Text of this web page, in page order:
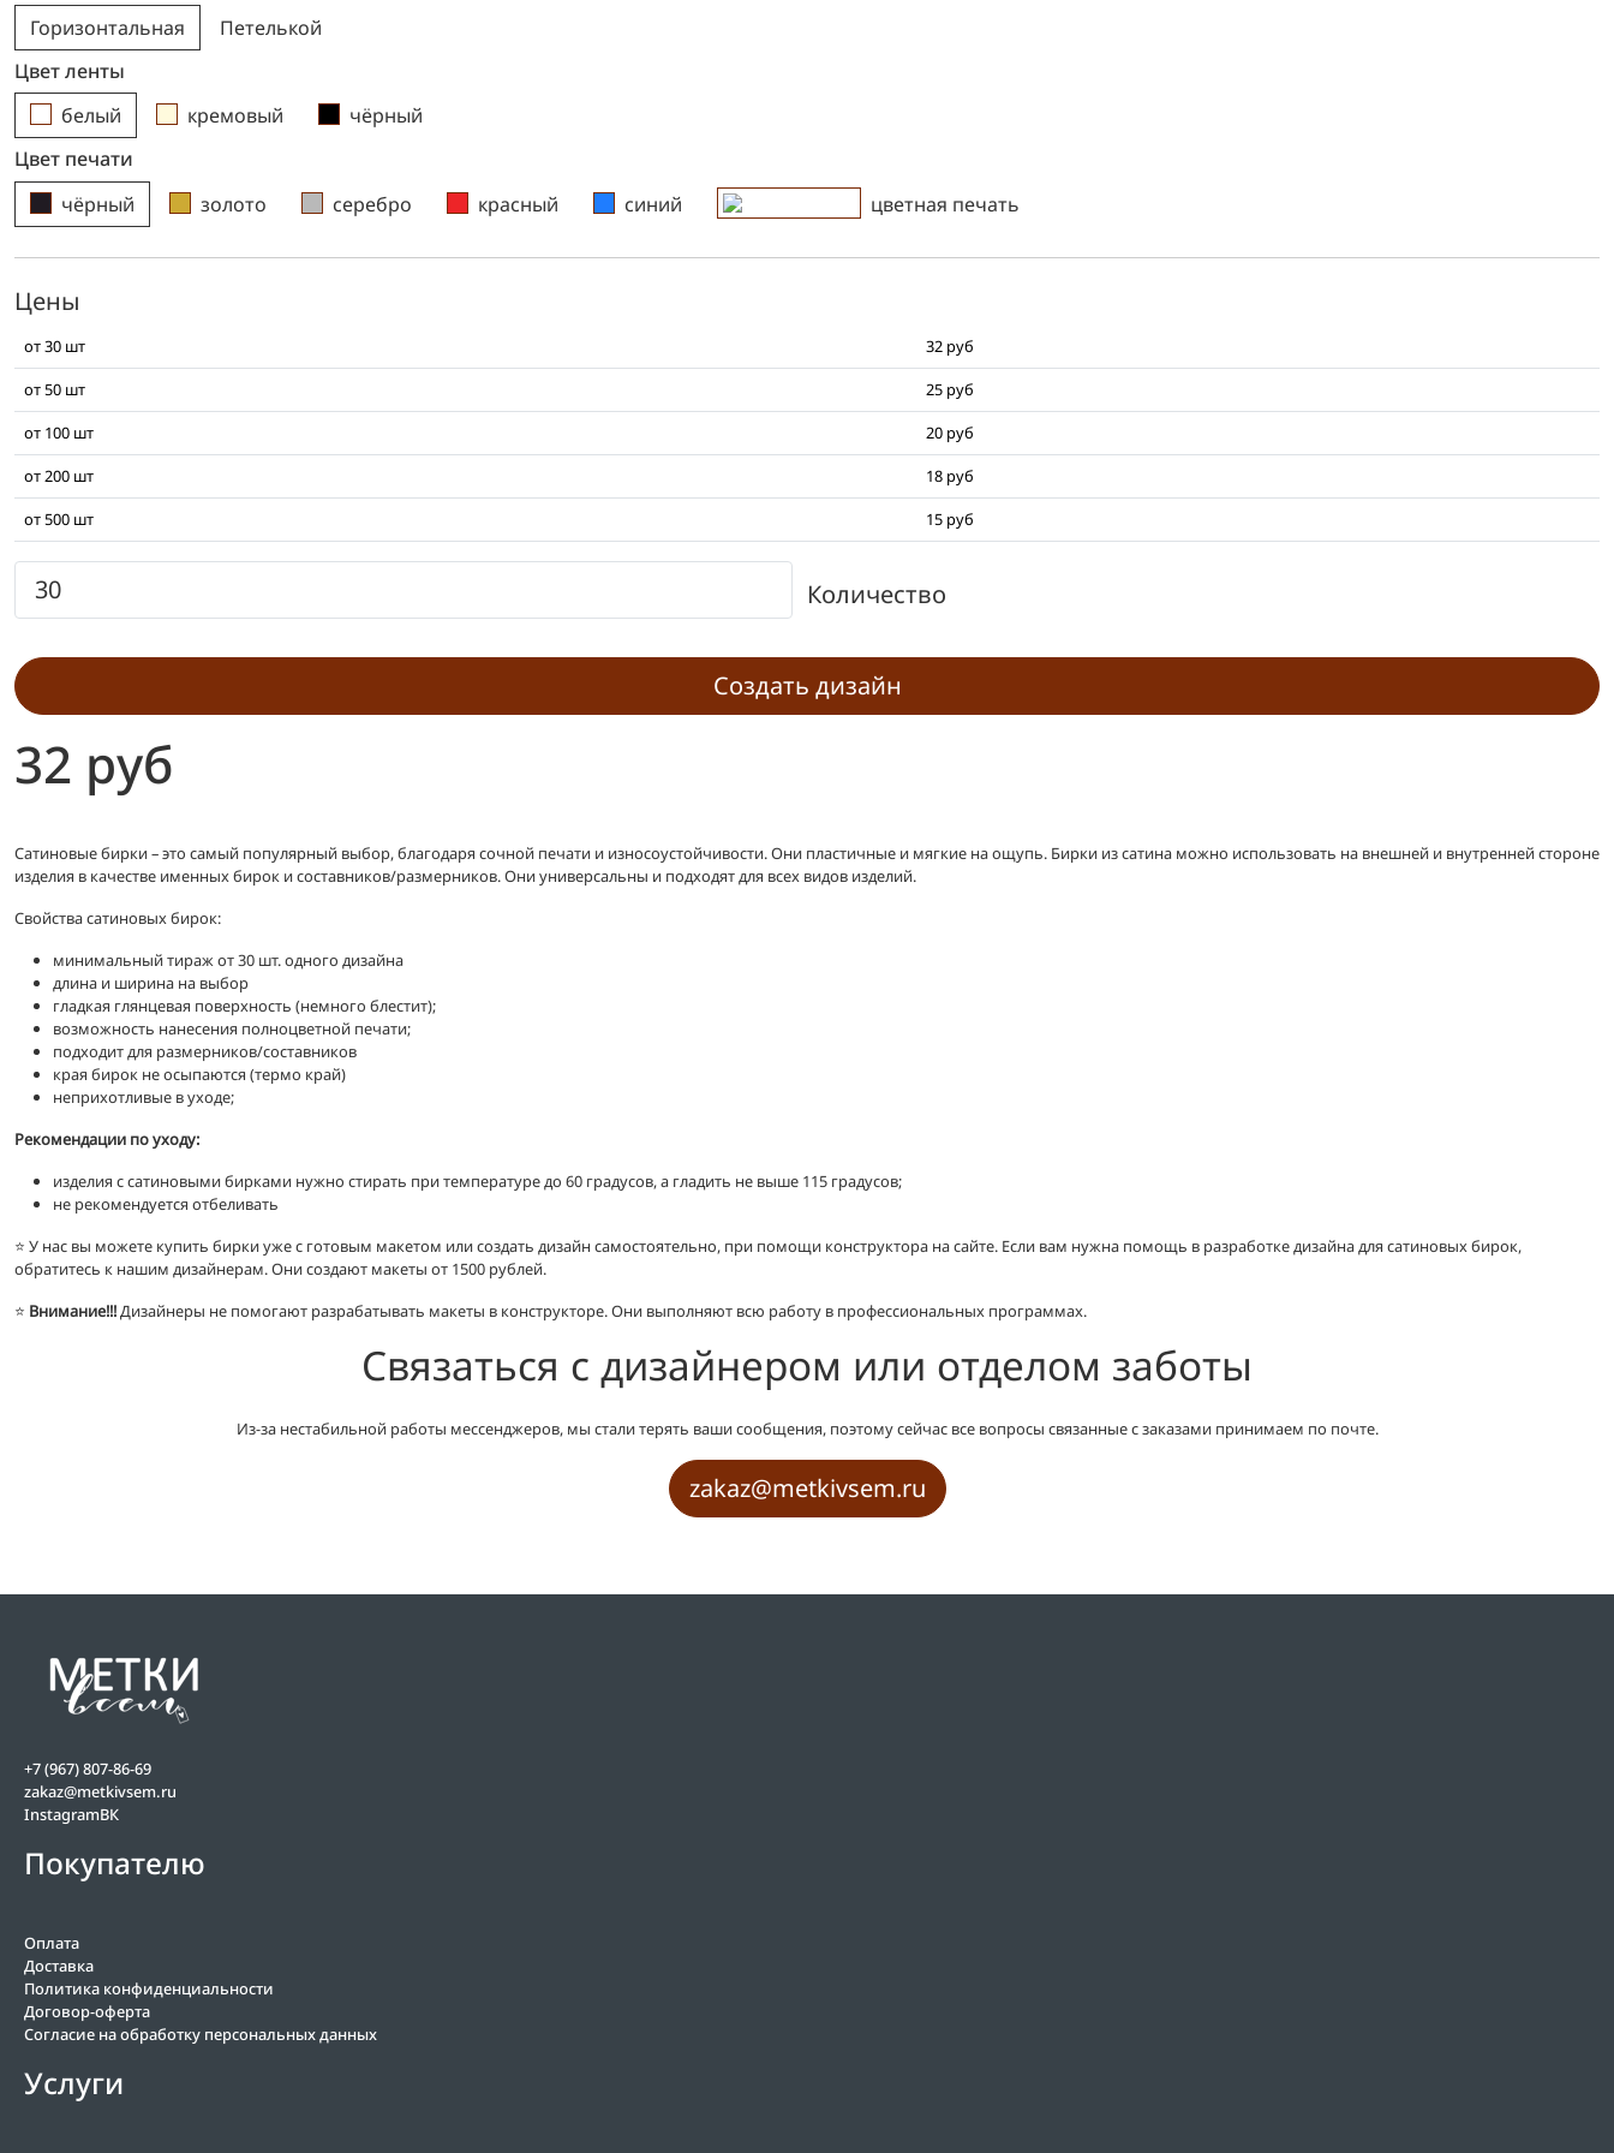
Горизонтальная
Петелькой
Цвет ленты
белыйбелый кремовый
кремовый чёрный
чёрный
Цвет печати
чёрный
чёрный золотозолото серебро
серебро красный
красный синийсиний цветная печать цветная печать
Цены
от 30 шт
32 руб
от 50 шт
25 руб
от 100 шт
20 руб
от 200 шт
18 руб
от 500 шт
15 руб
Количество
Создать дизайн
32 руб
Сатиновые бирки – это самый популярный выбор, благодаря сочной печати и износоустойчивости. Они пластичные и мягкие на ощупь. Бирки из сатина можно использовать на внешней и внутренней стороне
изделия в качестве именных бирок и составников/размерников. Они универсальны и подходят для всех видов изделий.
Свойства сатиновых бирок:
минимальный тираж от 30 шт. одного дизайна
длина и ширина на выбор
гладкая глянцевая поверхность (немного блестит);
возможность нанесения полноцветной печати;
подходит для размерников/составников
края бирок не осыпаются (термо край)
неприхотливые в уходе;
Рекомендации по уходу:
изделия с сатиновыми бирками нужно стирать при температуре до 60 градусов, а гладить не выше 115 градусов;
не рекомендуется отбеливать
⭐️ У нас вы можете купить бирки уже с готовым макетом или создать дизайн самостоятельно, при помощи конструктора на сайте. Если вам нужна помощь в разработке дизайна для сатиновых бирок,
обратитесь к нашим дизайнерам. Они создают макеты от 1500 рублей.
⭐️ Внимание!!!Дизайнеры не помогают разрабатывать макеты в конструкторе. Они выполняют всю работу в профессиональных программах.
Связаться с дизайнером или отделом заботы
Из-за нестабильной работы мессенджеров, мы стали терять ваши сообщения, поэтому сейчас все вопросы связанные с заказами принимаем по почте.
zakaz@metkivsem.ru
+7 (967) 807-86-69
zakaz@metkivsem.ru
InstagramВК
Покупателю
Оплата
Доставка
Политика конфиденциальности
Договор-оферта
Согласие на обработку персональных данных
Услуги